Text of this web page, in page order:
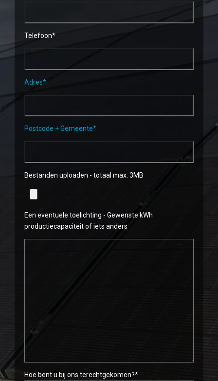
Telefoon*
Adres*
Postcode + Gemeente*
Bestanden uploaden - totaal max. 3MB
Een eventuele toelichting - Gewenste kWh
productiecapaciteit of iets anders
Hoe bent u bij ons terechtgekomen?*